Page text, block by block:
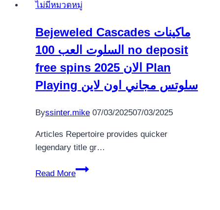
ไม่มีหมวดหมู่
Bejeweled Cascades ماكينات
السلوت العب 100 no deposit
free spins 2025 الان Plan
Playing سلوتس مجاني اون لاين
Byssinter.mike 07/03/202507/03/2025
Articles Repertoire provides quicker
legendary title gr…
Read More
Bejeweled